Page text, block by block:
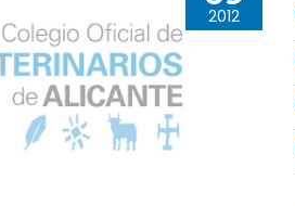
2012